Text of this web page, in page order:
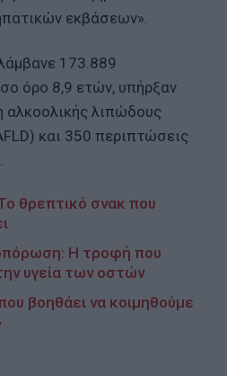
εκβάσεων».
173.889
όρο 8,9 ετών, υπήρξαν
αλκοολικής λιπώδους
και 350 περιπτώσεις
θρεπτικό σνακ που
Η τροφή που
υγεία των οστών
βοηθάει να κοιμηθούμε